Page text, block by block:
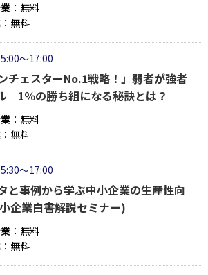
：無料
：無料
～17:00
ンチェスターNo.1戦略！」弱者が強者
1％の勝ち組になる秘訣とは？
：無料
：無料
～17:00
と事例から学ぶ中小企業の生産性向
企業白書解説セミナー)
：無料
：無料